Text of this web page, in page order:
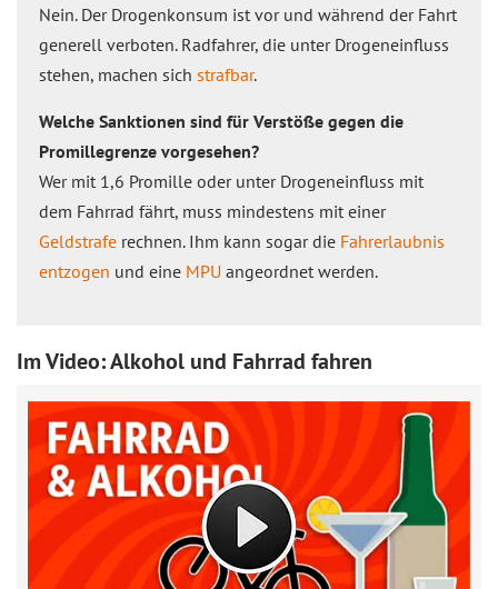
Nein. Der Drogenkonsum ist vor und während der Fahrt
generell verboten. Radfahrer, die unter Drogeneinfluss
stehen, machen sich strafbar.
Welche Sanktionen sind für Verstöße gegen die
Promillegrenze vorgesehen?
Wer mit 1,6 Promille oder unter Drogeneinfluss mit
dem Fahrrad fährt, muss mindestens mit einer
Geldstrafe rechnen. Ihm kann sogar die Fahrerlaubnis
entzogen und eine MPU angeordnet werden.
Im Video: Alkohol und Fahrrad fahren